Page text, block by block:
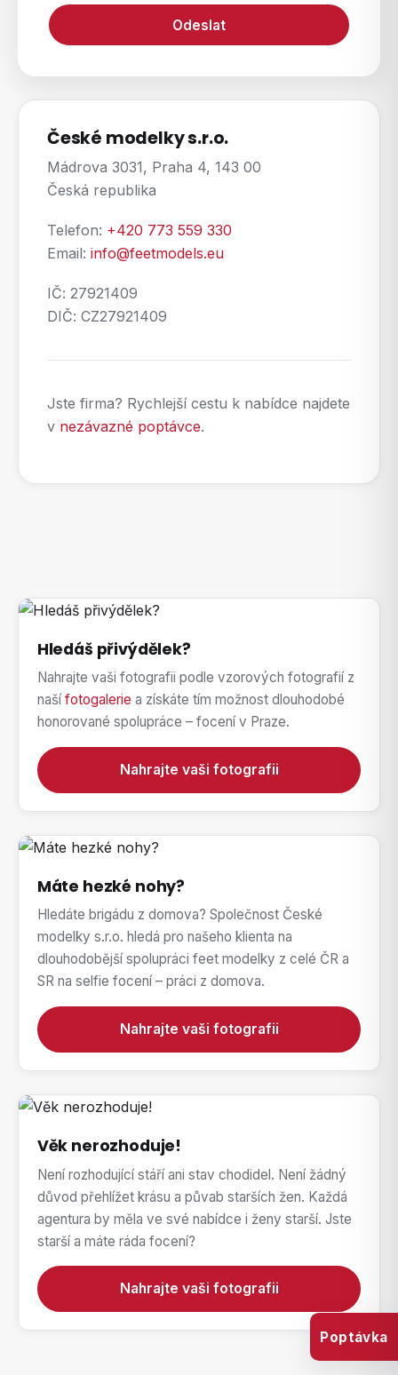
Odeslat
České modelky s.r.o.
Mádrova 3031, Praha 4, 143 00
Česká republika
Telefon: +420 773 559 330
Email: info@feetmodels.eu
IČ: 27921409
DIČ: CZ27921409
Jste firma? Rychlejší cestu k nabídce najdete
v nezávazné poptávce.
Hledáš přivýdělek?
Nahrajte vaši fotografii podle vzorových fotografií z
naší fotogalerie a získáte tím možnost dlouhodobé
honorované spolupráce – focení v Praze.
Nahrajte vaši fotografii
Máte hezké nohy?
Hledáte brigádu z domova? Společnost České
modelky s.r.o. hledá pro našeho klienta na
dlouhodobější spolupráci feet modelky z celé ČR a
SR na selfie focení – práci z domova.
Nahrajte vaši fotografii
Věk nerozhoduje!
Není rozhodující stáří ani stav chodidel. Není žádný
důvod přehlížet krásu a půvab starších žen. Každá
agentura by měla ve své nabídce i ženy starší. Jste
starší a máte ráda focení?
Nahrajte vaši fotografii
Poptávka